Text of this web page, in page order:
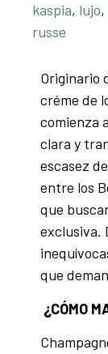
kaspia, lujo,
russe
Originario
créme de
comienza
clara y
escasez
entre los
que
exclusiva.
que
¿CÓMO